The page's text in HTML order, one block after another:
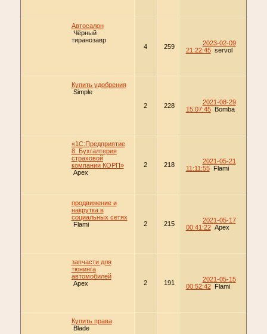
Автосалон
Чёрный
тиранозавр
4
259
2023-02-09
21:22:45 servol
Купить удобрения
Simple
2
228
2021-08-29
15:07:45
Bomba
«1С:Предприятие
8. Бухгалтерия
страховой
компании КОРП»
Apex
2 218
2021-05-21
11:11:55
Flami
продвижение и
накрутка в
социальных сетях
Flami
2 215
2021-05-17
00:41:22 Apex
запчасти для
тюнинга
автомобилей
Apex
2 191
2021-05-15
00:52:42
Flami
Купить права
Blade